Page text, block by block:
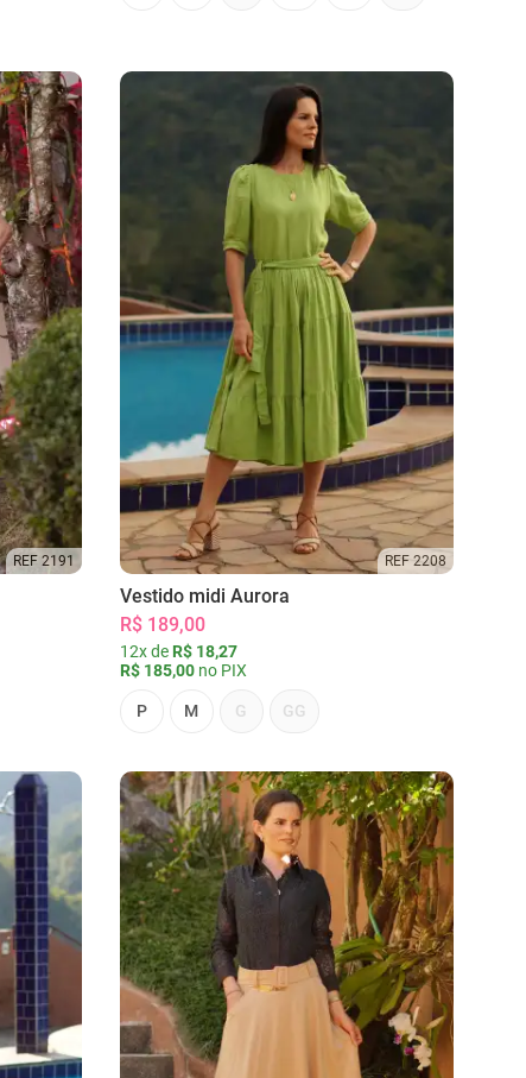
REF 2191 REF 2208
Vestido midi Aurora
R$ 189,00
12x de R$ 18,27
R$ 185,00no PIX
P M G GG